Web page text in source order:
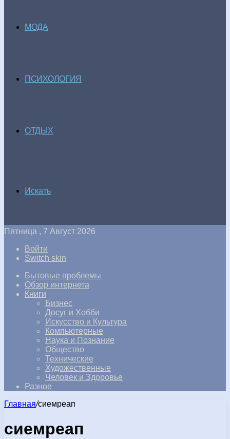
МОДА
ПСИХОЛОГИЯ
ОТДЫХ
Искать
Пятница , 7 Август 2026
Войти
Switch skin
Бытовые проблемы
Обзор интернета
Книги
Бизнес
Досуг и Хобби
Искусство и Культура
Компьютерные
Наука и Познание
Общество
Технические
Художественные
Человек и Здоровье
Разное
Главная/сиемреап
сиемреап